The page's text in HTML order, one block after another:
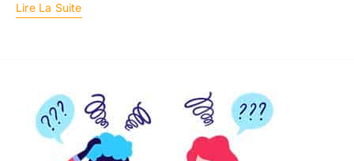
Lire La Suite